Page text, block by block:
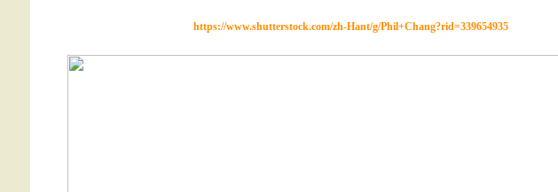
https://www.shutterstock.com/zh-Hant/g/Phil+Chang?rid=339654935